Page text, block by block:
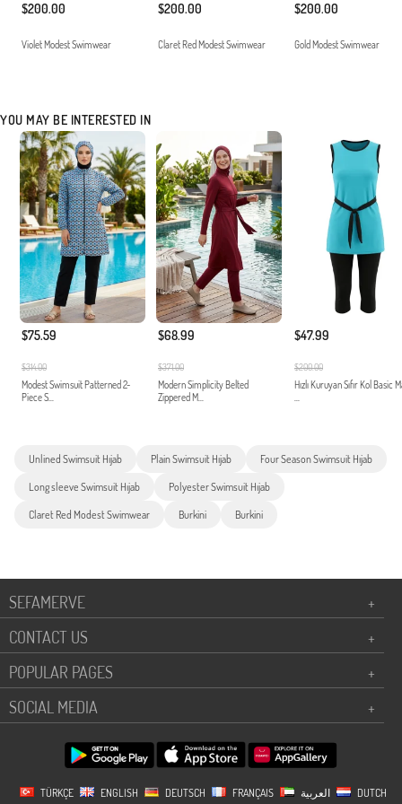
$200.00
Violet Modest Swimwear
$200.00
Claret Red Modest Swimwear
$200.00
Gold Modest Swimwear
YOU MAY BE INTERESTED IN
$75.59
$314.00
Modest Swimsuit Patterned 2-
Piece S...
$68.99
$371.00
Modern Simplicity Belted
Zippered M...
$47.99
$200.00
Hızlı Kuruyan Sıfır Kol Basic
...
Unlined Swimsuit Hıjab Plain Swimsuit Hıjab Four Season Swimsuit Hıjab
Long sleeve Swimsuit Hıjab Polyester Swimsuit Hıjab
Claret Red Modest Swimwear Burkini Burkini
SEFAMERVE
+
CONTACT US
+
POPULAR PAGES
+
SOCIAL MEDIA
+
TÜRKÇE ENGLISH DEUTSCH FRANÇAIS DUTCH